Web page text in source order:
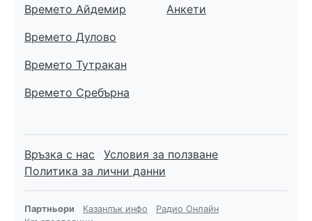
Времето Айдемир
Времето Дулово
Времето Тутракан
Времето Сребърна
Анкети
Връзка с нас
Условия за ползване
Политика за лични данни
Партньори Казанлък инфо
Радио Онлайн